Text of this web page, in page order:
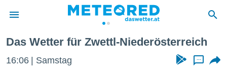
Das Wetter für Zwettl-Niederösterreich
16:06 Samstag ...